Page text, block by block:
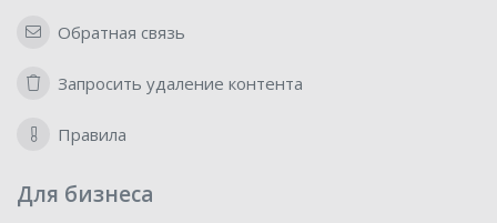
Обратная связь
Запросить удаление контента
Правила
Для бизнеса